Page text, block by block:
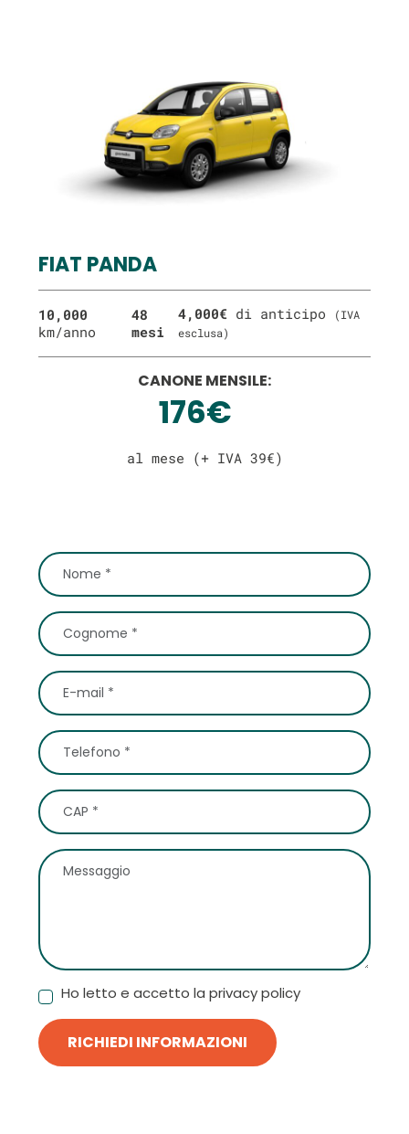
FIAT PANDA
10,000
km/anno
48
mesi
4,000€ di anticipo
(IVA
esclusa)
CANONE MENSILE:
176€
al mese (+ IVA 39€)
Ho letto e accetto la privacy policy
RICHIEDI INFORMAZIONI